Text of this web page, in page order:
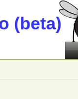
(beta)